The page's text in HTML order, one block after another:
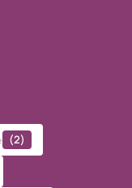
(2)